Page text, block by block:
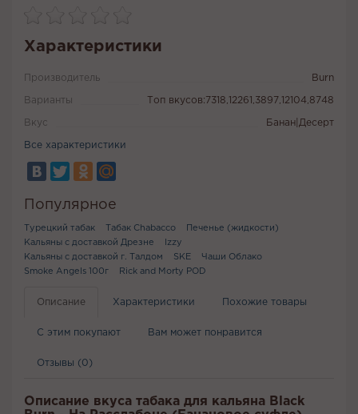
Характеристики
Производитель Burn
Варианты Топ вкусов:7318,12261,3897,12104,8748
Вкус Банан|Десерт
Все характеристики
Популярное
Турецкий табак Табак Chabacco
Печенье (жидкости)
Кальяны с доставкой Дрезне
Izzy
Кальяны с доставкой г. Талдом
SKE
Чаши Облако
Smoke Angels 100г
Rick and Morty POD
Описание Характеристики Похожие товары
С этим покупают Вам может понравится
Отзывы (0)
Описание вкуса табака для кальяна Black